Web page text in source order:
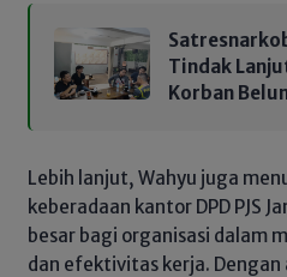
Tindak
Korban
Lebih lanjut, Wahyu juga
keberadaan kantor DPD PJS
besar bagi organisasi dalam
dan efektivitas kerja.